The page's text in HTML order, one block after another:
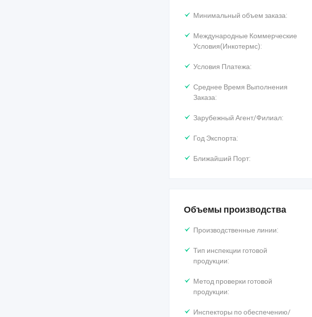
Минимальный объем заказа:
Международные Коммерческие
Условия(Инкотермс):
Условия Платежа:
Среднее Время Выполнения
Заказа:
Зарубежный Агент/Филиал:
Год Экспорта:
Ближайший Порт:
Объемы производства
Производственные линии:
Тип инспекции готовой
продукции:
Метод проверки готовой
продукции:
Инспекторы по обеспечению/